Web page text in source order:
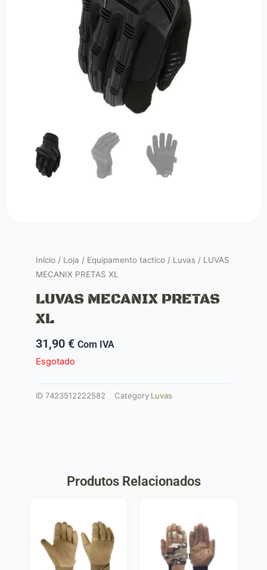
Início / Loja / Equipamento tactico / Luvas / LUVAS
MECANIX PRETAS XL
LUVAS MECANIX PRETAS
XL
31,90 € Com IVA
Esgotado
ID 7423512222582 Category Luvas
Produtos Relacionados